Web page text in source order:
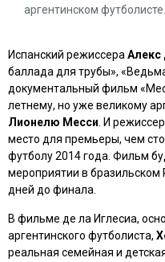
аргентинском футболисте.
Испанский режиссера Алекс
баллада для трубы»,
документальный фильм
летнему, но уже великому
Лионелю Месси . И
место для премьеры, чем
футболу 2014 года. Фильм
мероприятии в
дней до финала.
В фильме де ла Иглесиа,
аргентинского футболиста,
реальная семейная и